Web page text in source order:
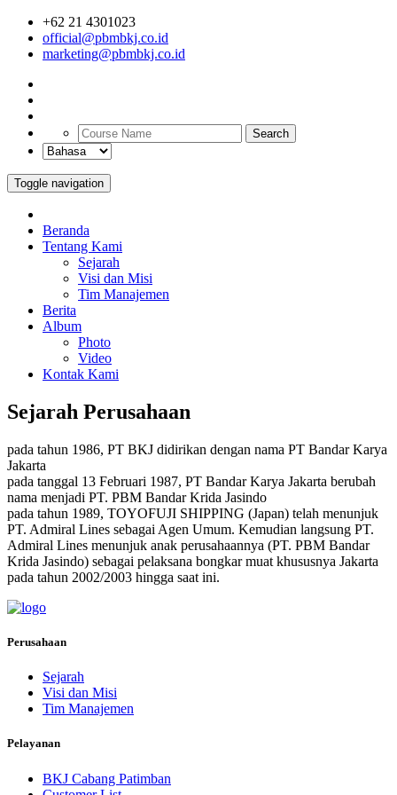
+62 21 4301023
official@pbmbkj.co.id
marketing@pbmbkj.co.id
Search
Toggle navigation
Beranda
Tentang Kami
Sejarah
Visi dan Misi
Tim Manajemen
Berita
Album
Photo
Video
Kontak Kami
Sejarah Perusahaan
pada tahun 1986, PT BKJ didirikan dengan nama PT Bandar Karya
Jakarta
pada tanggal 13 Februari 1987, PT Bandar Karya Jakarta berubah
nama menjadi PT. PBM Bandar Krida Jasindo
pada tahun 1989, TOYOFUJI SHIPPING (Japan) telah menunjuk
PT. Admiral Lines sebagai Agen Umum. Kemudian langsung PT.
Admiral Lines menunjuk anak perusahaannya (PT. PBM Bandar
Krida Jasindo) sebagai pelaksana bongkar muat khususnya Jakarta
pada tahun 2002/2003 hingga saat ini.
Perusahaan
Sejarah
Visi dan Misi
Tim Manajemen
Pelayanan
BKJ Cabang Patimban